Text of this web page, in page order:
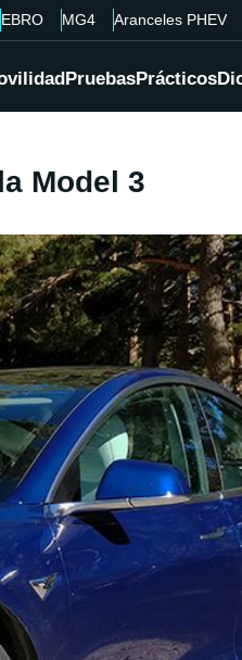
EBRO MG4 Aranceles PHEV
PruebasPrácticos
Model 3